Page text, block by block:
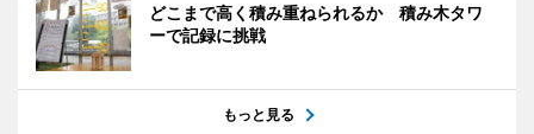
どこまで高く積み重ねられるか 積み木タワ
ーで記録に挑戦
もっと見る